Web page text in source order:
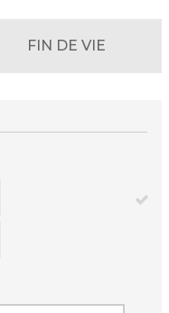
FIN DE VIE